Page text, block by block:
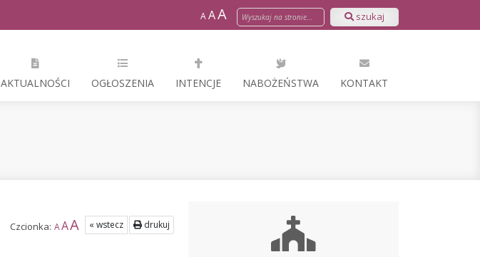
AAA szukaj
AKTUALNOŚCI OGŁOSZENIA INTENCJE NABOŻEŃSTWA KONTAKT
Czcionka: AAA « wstecz drukuj